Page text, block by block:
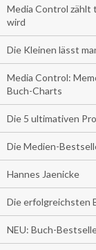
Media Control zählt
wird
Die Kleinen lässt
Media Control:
Buch-Charts
Die 5 ultimativen
Die Medien-
Hannes Jaenicke
Die erfolgreichsten
NEU: Buch-